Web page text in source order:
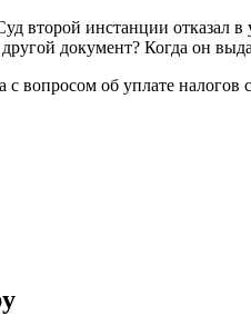
второй инстанции отказал
документ? Когда он
вопросом об уплате налогов